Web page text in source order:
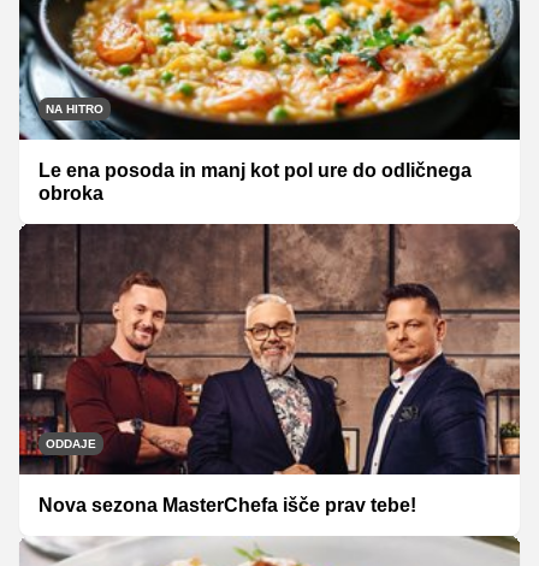
NA HITRO
Le ena posoda in manj kot pol ure do odličnega
obroka
ODDAJE
Nova sezona MasterChefa išče prav tebe!